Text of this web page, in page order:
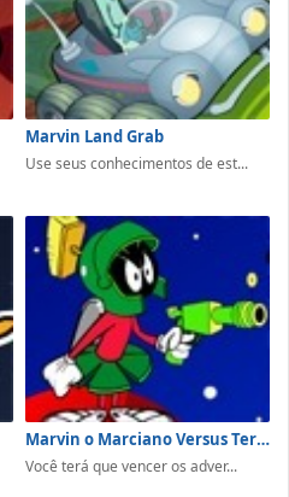
Marvin Land Grab
Use seus conhecimentos de est...
Marvin o Marciano Versus Terra
Você terá que vencer os adver...